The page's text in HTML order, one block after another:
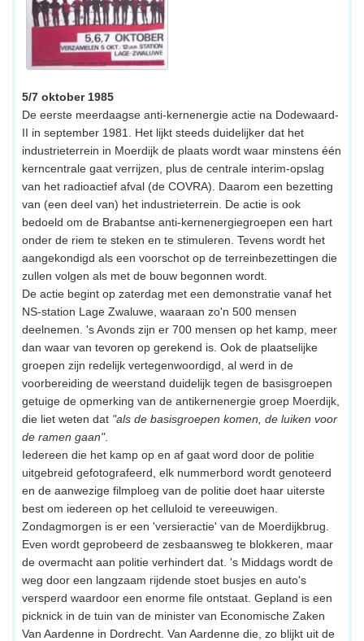
5/7 oktober 1985
De eerste meerdaagse anti-kernenergie actie na Dodewaard-
II in september 1981. Het lijkt steeds duidelijker dat het
industrieterrein in Moerdijk de plaats wordt waar minstens één
kerncentrale gaat verrijzen, plus de centrale interim-opslag
van het radioactief afval (de COVRA). Daarom een bezetting
van (een deel van) het industrieterrein. De actie is ook
bedoeld om de Brabantse anti-kernenergiegroepen een hart
onder de riem te steken en te stimuleren. Tevens wordt het
aangekondigd als een voorschot op de terreinbezettingen die
zullen volgen als met de bouw begonnen wordt.
De actie begint op zaterdag met een demonstratie vanaf het
NS-station Lage Zwaluwe, waaraan zo'n 500 mensen
deelnemen. 's Avonds zijn er 700 mensen op het kamp, meer
dan waar van tevoren op gerekend is. Ook de plaatselijke
groepen zijn redelijk vertegenwoordigd, al werd in de
voorbereiding de weerstand duidelijk tegen de basisgroepen
getuige de opmerking van de antikernenergie groep Moerdijk,
die liet weten dat "als de basisgroepen komen, de luiken voor
de ramen gaan".
Iedereen die het kamp op en af gaat word door de politie
uitgebreid gefotografeerd, elk nummerbord wordt genoteerd
en de aanwezige filmploeg van de politie doet haar uiterste
best om iedereen op het celluloid te vereeuwigen.
Zondagmorgen is er een 'versieractie' van de Moerdijkbrug.
Even wordt geprobeerd de zesbaansweg te blokkeren, maar
de overmacht aan politie verhindert dat. 's Middags wordt de
weg door een langzaam rijdende stoet busjes en auto's
versperd waardoor een enorme file ontstaat. Gepland is een
picknick in de tuin van de minister van Economische Zaken
Van Aardenne in Dordrecht. Van Aardenne die, zo blijkt uit de